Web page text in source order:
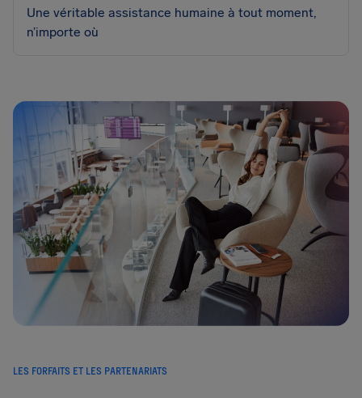
Une véritable assistance humaine à tout moment,
n’importe où
LES FORFAITS ET LES PARTENARIATS